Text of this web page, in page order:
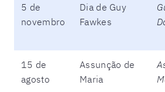
5 de
novembro
Dia de Guy
Fawkes
15 de
agosto
Assunção de
Maria